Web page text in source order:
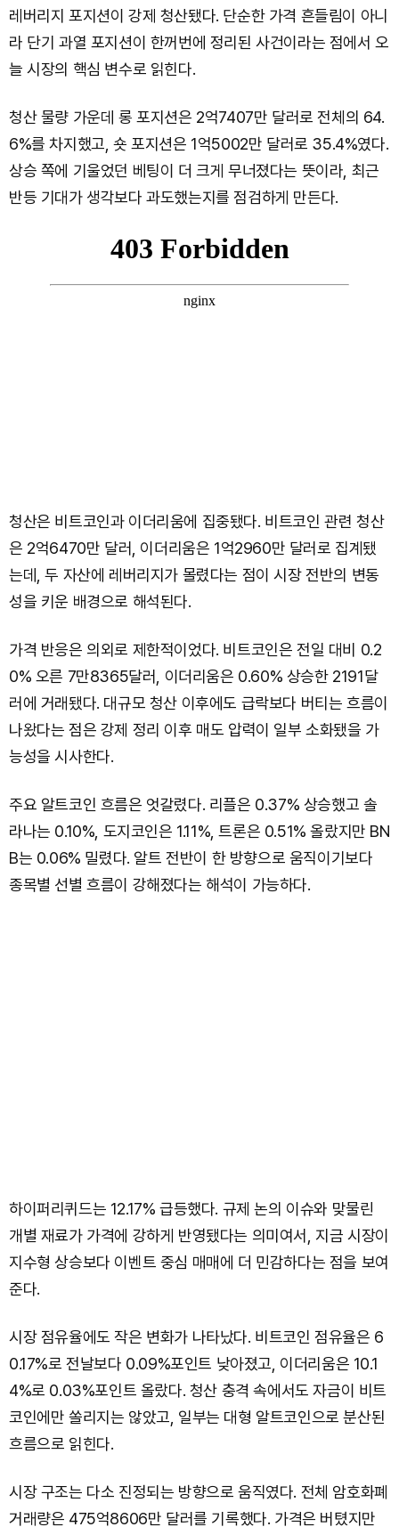
레버리지 포지션이 강제 청산됐다. 단순한 가격 흔들림이 아니
라 단기 과열 포지션이 한꺼번에 정리된 사건이라는 점에서 오
늘 시장의 핵심 변수로 읽힌다.
청산 물량 가운데 롱 포지션은 2억7407만 달러로 전체의 64.
6%를 차지했고, 숏 포지션은 1억5002만 달러로 35.4%였다.
상승 쪽에 기울었던 베팅이 더 크게 무너졌다는 뜻이라, 최근
반등 기대가 생각보다 과도했는지를 점검하게 만든다.
청산은 비트코인과 이더리움에 집중됐다. 비트코인 관련 청산
은 2억6470만 달러, 이더리움은 1억2960만 달러로 집계됐
는데, 두 자산에 레버리지가 몰렸다는 점이 시장 전반의 변동
성을 키운 배경으로 해석된다.
가격 반응은 의외로 제한적이었다. 비트코인은 전일 대비 0.2
0% 오른 7만8365달러, 이더리움은 0.60% 상승한 2191달
러에 거래됐다. 대규모 청산 이후에도 급락보다 버티는 흐름이
나왔다는 점은 강제 정리 이후 매도 압력이 일부 소화됐을 가
능성을 시사한다.
주요 알트코인 흐름은 엇갈렸다. 리플은 0.37% 상승했고 솔
라나는 0.10%, 도지코인은 1.11%, 트론은 0.51% 올랐지만 BN
B는 0.06% 밀렸다. 알트 전반이 한 방향으로 움직이기보다
종목별 선별 흐름이 강해졌다는 해석이 가능하다.
하이퍼리퀴드는 12.17% 급등했다. 규제 논의 이슈와 맞물린
개별 재료가 가격에 강하게 반영됐다는 의미여서, 지금 시장이
지수형 상승보다 이벤트 중심 매매에 더 민감하다는 점을 보여
준다.
시장 점유율에도 작은 변화가 나타났다. 비트코인 점유율은 6
0.17%로 전날보다 0.09%포인트 낮아졌고, 이더리움은 10.1
4%로 0.03%포인트 올랐다. 청산 충격 속에서도 자금이 비트
코인에만 쏠리지는 않았고, 일부는 대형 알트코인으로 분산된
흐름으로 읽힌다.
시장 구조는 다소 진정되는 방향으로 움직였다. 전체 암호화폐
거래량은 475억8606만 달러를 기록했다. 가격은 버텼지만